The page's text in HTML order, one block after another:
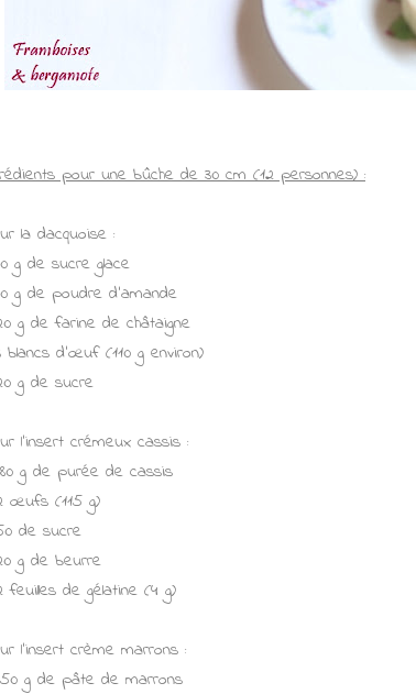
pour une bûche de 30 cm (12 personnes) :
la dacquoise :
g de sucre glace
g de poudre d'amande
g de farine de châtaigne
d’œuf (110 g environ)
g de sucre
l'insert crémeux cassis :
g de purée de cassis
œufs (115 g)
de sucre
g de beurre
de gélatine (4 g)
l'insert crème marrons :
g de pâte de marrons